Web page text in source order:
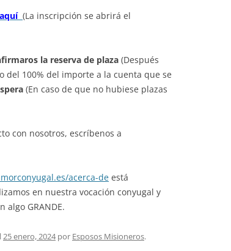
aquí (La inscripción se abrirá el
la reserva de plaza (Después
100% del importe a la cuenta que se
(En caso de que no hubiese plazas
con nosotros, escríbenos a
acerca-de está
en nuestra vocación conyugal y
GRANDE.
25 enero, 2024por Esposos Misioneros.